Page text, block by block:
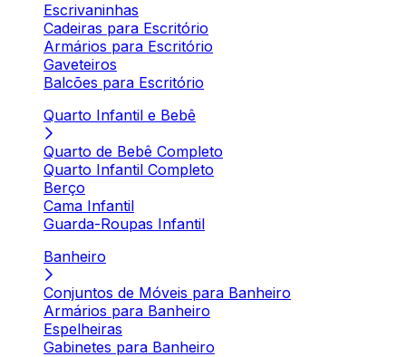
Escrivaninhas
Cadeiras para Escritório
Armários para Escritório
Gaveteiros
Balcões para Escritório
Quarto Infantil e Bebê
Quarto de Bebê Completo
Quarto Infantil Completo
Berço
Cama Infantil
Guarda-Roupas Infantil
Banheiro
Conjuntos de Móveis para Banheiro
Armários para Banheiro
Espelheiras
Gabinetes para Banheiro